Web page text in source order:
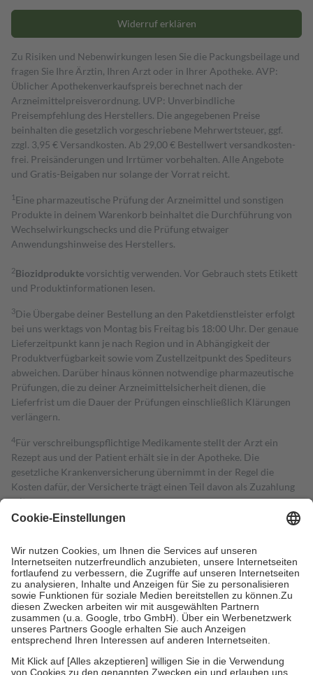
Widerruf erklären
Zu Risiken und Nebenwirkungen lesen Sie die Packungsbeilage und
fragen Sie Ihre Ärztin, Ihren Arzt oder in Ihrer Apotheke. AVP:
Üblicher Apothekenverkaufspreis berechnet nach der
Arzneimittelpreisverordnung. UVP: Unverbindliche
Preisempfehlung des Herstellers. Die angegebenen Preise
beinhalten die gesetzlich vorgeschriebene Mehrwertsteuer, ggf.
zzgl. 3,95 € Versandkosten. Ab 29,00 € Bestell­wert versand­kosten­
frei. Preisänderungen und Irrtümer vorbehalten. Alle Angebote
und Gratis-Beigaben nur solange der Vorrat reicht.
1 Eine pharmazeutische Prüfung der Arzneimittel und sonstigen
Produkte in deinem Warenkorb beinhaltet die Durchführung von
Wechselwirkungschecks und die Prüfung etwaiger
Anwendungshinweise des Herstellers.
2Biozidproduktevorsichtig verwenden. Vor Gebrauch stets Etikett
und Produktinformationen lesen.
3Die Übergabe deiner Bestellung an den Paketdienstleister erfolgt
bei uns werktags von Montag bis Freitag bis 18:00 Uhr. Der genaue
Lieferzeitpunkt kann je nach Region und in Abhängigkeit der
Produktverfügbarkeit sowie vom Zustellzeitpunkt des Spediteurs
abweichen. Darüber hinaus können notwendige pharmazeutische
Prüfungen, die zu deiner Arzneimittelsicherheit dienen, die
Lieferfrist um die Dauer der Prüfungen einschließlich Klärungen
verlängern.
4Für verschreibungspflichtige Medikamente stellt der Arzt ein
Rezept aus und der Patient erhält sie in der Apotheke. Die
gesetzliche Krankenversicherung übernimmt in der Regel die
Kosten dafür, der Versicherte trägt einen Teil davon als Zuzahlung
mit.
Grundsätzlich leisten Mitglieder Zuzahlungen in Höhe von zehn
höchstens zehn Euro.
Es sind jedoch nie mehr als die tatsächlichen
Kosten der Leistung zu entrichten.
Diese Regeln gelten grundsätzlich auch für Online-Apotheken.
Bei Heilmitteln und häuslicher Krankenpflege beträgt die
Zuzahlung zehn Prozent der Kosten sowie zehn Euro je
Verordnung.
Um das Engagement der Versicherten für ihre eigene Gesundheit zu
stärken und die besondere Stellung der Familie zu unterstützen,
fallenkeine Zuzahlungenan bei: